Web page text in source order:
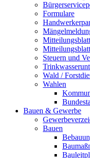
Formulare
Steuern und
Wald /
Wahlen
Bauen & Gewerbe
Bauen